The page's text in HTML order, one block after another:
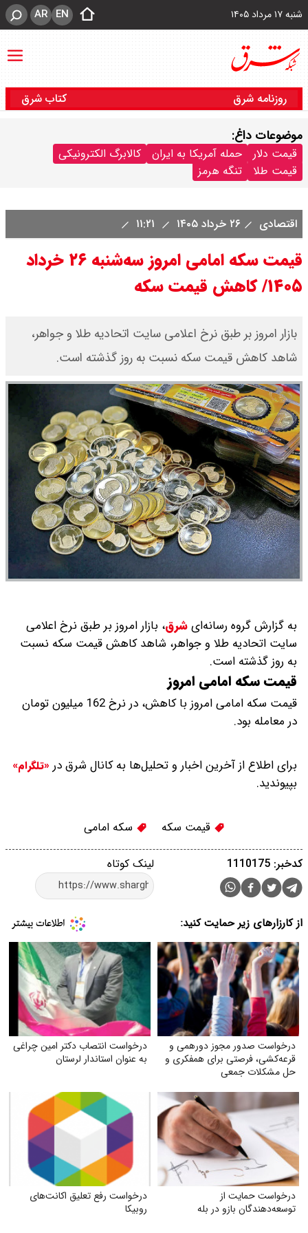
شنبه ۱۷ مرداد ۱۴۰۵ EN
AR
روزنامه شرق کتاب شرق
موضوعات داغ:
قیمت دلار حمله آمریکا به ایران
کالابرگ الکترونیکی
قیمت طلا
تنگه هرمز
اقتصادی ۲۶ خرداد ۱۴۰۵
قیمت سکه امامی امروز سه‌شنبه ۲۶ خرداد
۱۴۰۵/ کاهش قیمت سکه
بازار امروز بر طبق نرخ اعلامی سایت اتحادیه طلا و جواهر،
شاهد کاهش قیمت‌‌‌‌ سکه نسبت به روز گذشته است.
به گزارش گروه رسانه‌ایشرق، بازار امروز بر طبق نرخ اعلامی
سایت اتحادیه طلا و جواهر، شاهد کاهش قیمت‌‌‌‌ سکه نسبت
به روز گذشته است.
قیمت سکه امامی امروز
قیمت سکه امامی امروز با کاهش، در نرخ 162 میلیون تومان
در معامله بود.
برای اطلاع از آخرین اخبار و تحلیل‌ها به کانال شرق در «تلگرام»
بپیوندید.
قیمت سکه سکه امامی
لینک کوتاه کدخبر: 1110175
از کارزارهای زیر حمایت کنید:
درخواست صدور مجوز دورهمی و
قرعه‌کشی، فرصتی برای همفکری و
حل مشکلات جمعی
درخواست انتصاب دکتر امین چراغی
به عنوان استاندار لرستان
درخواست حمایت از
توسعه‌دهندگان بازو در بله
درخواست رفع تعلیق اکانت‌های
روبیکا